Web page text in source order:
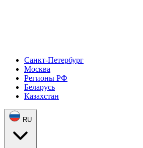
Санкт-Петербург
Москва
Регионы РФ
Беларусь
Казахстан
RU